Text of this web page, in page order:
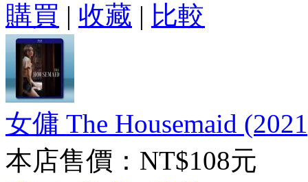
購買 | 收藏 | 比較
女傭 The Housemaid
本店售價： NT$108元